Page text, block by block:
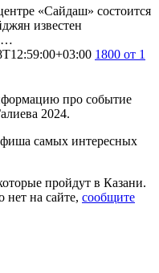
«Сайдаш» состоится
известен
1800 от 1
про событие
2024.
самых интересных
пройдут в Казани.
нет на сайте, сообщите